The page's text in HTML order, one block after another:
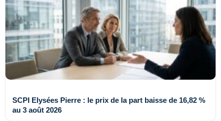
SCPI Elysées Pierre : le prix de la part baisse de 16,82 %
au 3 août 2026